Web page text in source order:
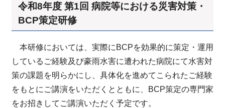
令和8年度 第1回 病院等における災害対策・
BCP策定研修
本研修においては、実際にBCPを効果的に策定・運用
しているご経験及び豪雨水害に遭われた病院にて水害対
策の課題を明らかにし、具体化を進めてこられたご経験
をもとにご講演をいただくとともに、BCP策定の専門家
をお招きしてご講演いただく予定です。